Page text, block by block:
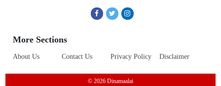
More Sections
About Us Contact Us Privacy Policy Disclaimer
© 2026 Dinamaalai